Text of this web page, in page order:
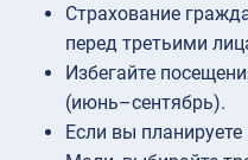
Страхование
перед третьими
Избегайте
(июнь–сентябрь).
Если вы